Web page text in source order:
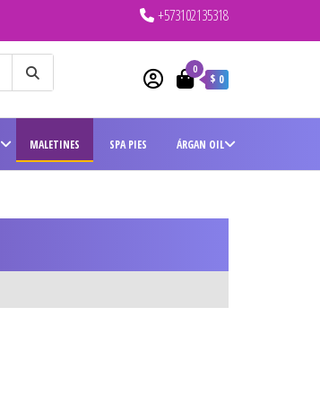
+573102135318
0
$ 0
MALETINES SPA PIES ÁRGAN OIL